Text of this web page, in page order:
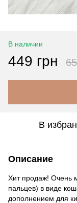
В наличии
449 грн
В
Описание
Хит продаж! Очень
пальцев) в виде
дополнением для